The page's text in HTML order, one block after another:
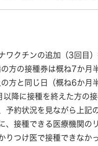
ワクチンの追加（3回目）
方の接種券は概ね7か月
方と同じ日（概ね6か月
以降に接種を終えた方の
予約状況を見ながら上記
、接種できる医療機関の
りつけ医で接種できなか